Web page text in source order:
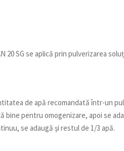
20 SG se aplică prin pulverizarea
de apă recomandată într-un
bine pentru omogenizare, apoi se
se adaugă şi restul de 1/3 apă.